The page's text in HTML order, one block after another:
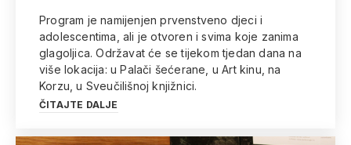
Program je namijenjen prvenstveno djeci i
adolescentima, ali je otvoren i svima koje zanima
glagoljica. Održavat će se tijekom tjedan dana na
više lokacija: u Palači šećerane, u Art kinu, na
Korzu, u Sveučilišnoj knjižnici.
ČITAJTE DALJE